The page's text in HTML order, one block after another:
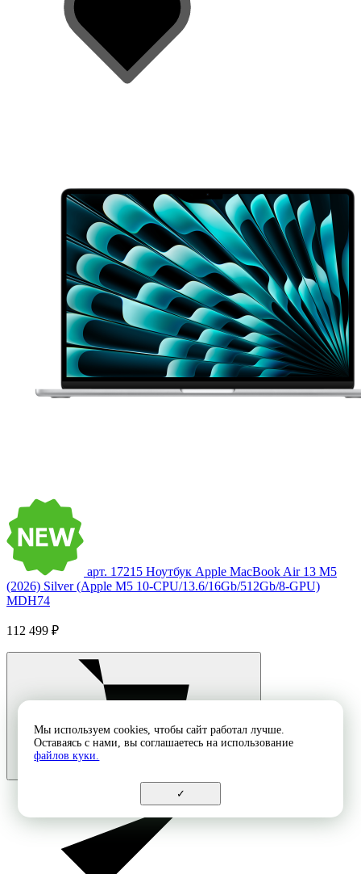
арт. 17215 Ноутбук Apple MacBook Air 13 M5
(2026) Silver (Apple M5 10-CPU/13.6/16Gb/512Gb/8-GPU)
MDH74
112 499 ₽
Мы используем cookies, чтобы сайт работал лучше.
Оставаясь с нами, вы соглашаетесь на использование
файлов куки.
✓